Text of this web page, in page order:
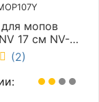
мопов
17 см NV-
(2)